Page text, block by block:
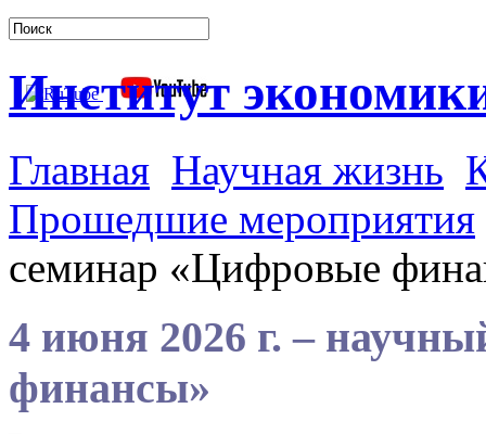
Институт
Главная Научная жизнь
Прошедшие мероприятия
семинар «Цифровые
4 июня 2026 г. –
финансы»